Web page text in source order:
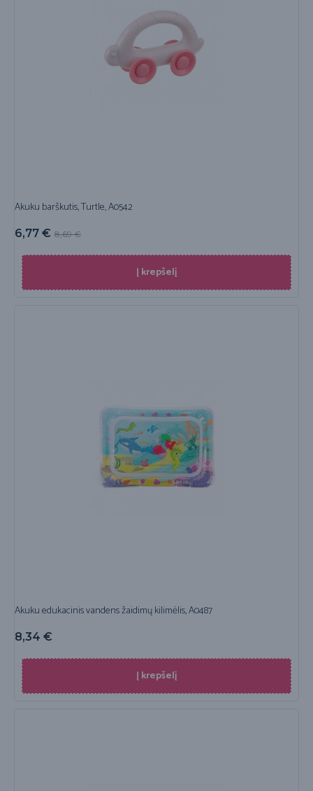
Akuku barškutis, Turtle, A0542
8,69€
6,77 €
Į krepšelį
Akuku edukacinis vandens žaidimų kilimėlis, A0487
8,34 €
Į krepšelį